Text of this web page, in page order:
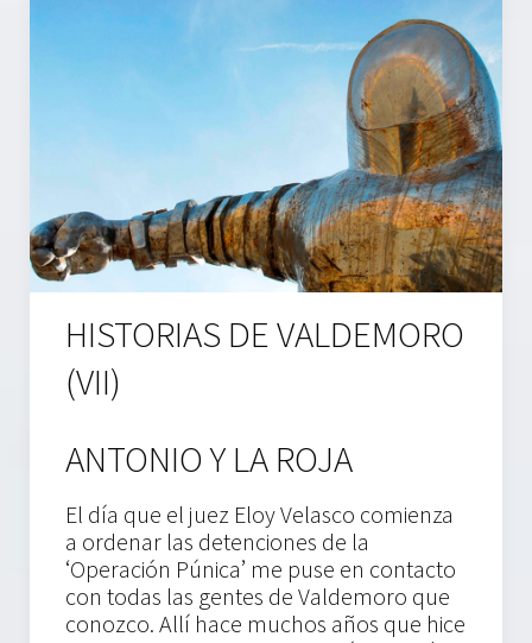
HISTORIAS DE VALDEMORO
(VII)
ANTONIO Y LA ROJA
El día que el juez Eloy Velasco comienza
a ordenar las detenciones de la
‘Operación Púnica’ me puse en contacto
con todas las gentes de Valdemoro que
conozco. Allí hace muchos años que hice